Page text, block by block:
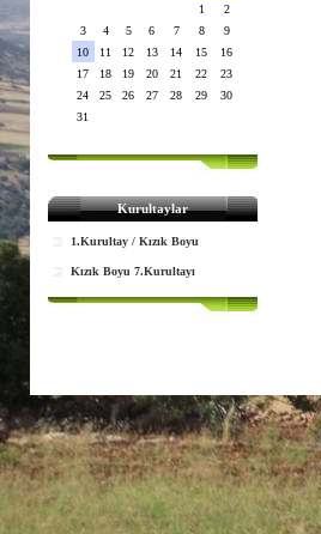
1
2
3
4 5 6 7 8
9
10
11 12 13 14 15
16
17
18 19 20 21 22
23
24
25 26 27 28 29
30
31
Kurultaylar
1.Kurultay / Kızık Boyu
Kızık Boyu 7.Kurultayı